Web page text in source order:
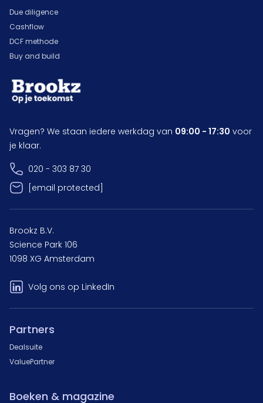
Due diligence
Cashflow
DCF methode
Buy and build
Vragen? We staan iedere werkdag van 09:00 - 17:30 voor
je klaar.
020 - 303 87 30
[email protected]
Brookz B.V.
Science Park 106
1098 XG Amsterdam
Volg ons op LinkedIn
Partners
Dealsuite
ValuePartner
Boeken & magazine